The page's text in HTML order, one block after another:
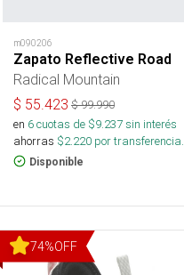
m090206
Zapato Reflective Road
Radical Mountain
$ 55.423 $99.990
en 6cuotas de $9.237sin interés
ahorras $2.220 por transferencia.
Disponible
74%OFF